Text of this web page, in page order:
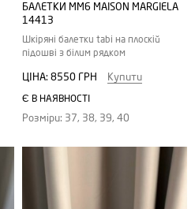
БАЛЕТКИ MM6 MAISON MARGIELA
14413
Шкіряні балетки tabi на плоскій
підошві з білим рядком
ЦІНА: 8550 ГРН Купити
Є В НАЯВНОСТІ
Розміри: 37, 38, 39, 40